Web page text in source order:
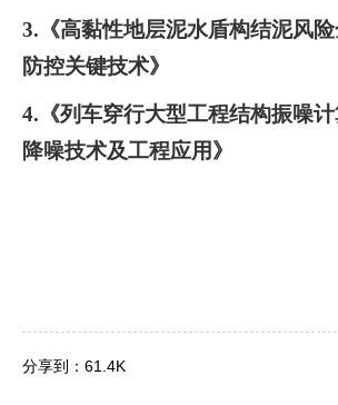
3.《高黏性地层泥水盾构结泥风
防控关键技术》
4. 《列车穿行大型工程结构振噪
降噪技术及工程应用》
分享到： 61.4K